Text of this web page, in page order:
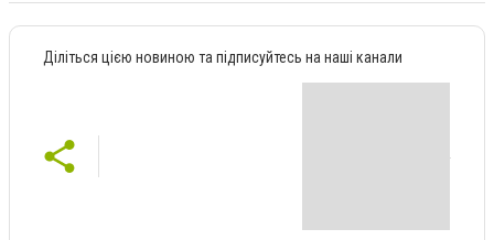
Діліться цією новиною та підписуйтесь на наші канали